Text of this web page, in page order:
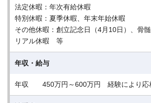
法定休暇：年次有給休暇
特別休暇：夏季休暇、年末年始休暇
その他休暇：創立記念日（4月10日）、骨
リアル休暇 等
年収・給与
年収 450万円～600万円 経験により応